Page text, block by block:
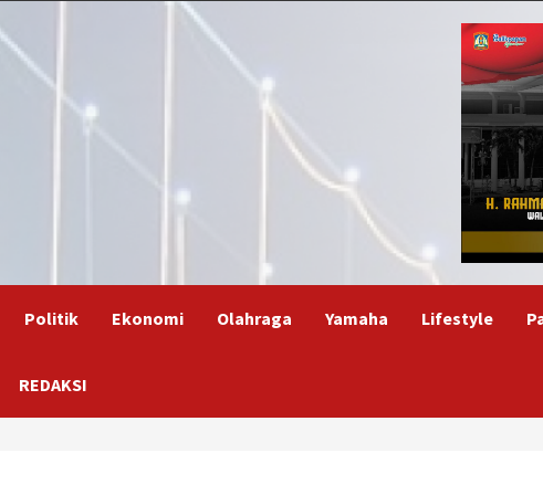
Politik Ekonomi Olahraga Yamaha Lifestyle
REDAKSI